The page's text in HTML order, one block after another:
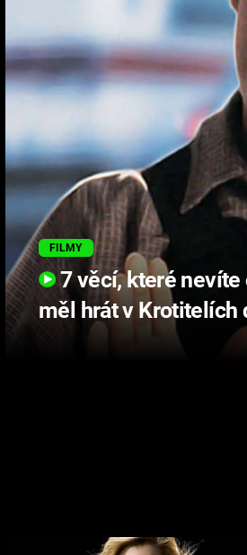
FILMY
7 věcí, které nevíte
měl hrát v Krotitelích